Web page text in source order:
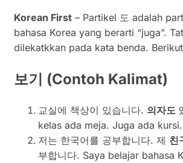
Korean First – Partikel 도 adalah
bahasa Korea yang berarti “juga”.
dilekatkkan pada kata benda.
보기 (Contoh Kalimat)
교실에 책상이 있습니다. 의자도
kelas ada meja. Juga ada kursi.
저는 한국어를 공부합니다. 제 친
부합니다. Saya belajar bahasa